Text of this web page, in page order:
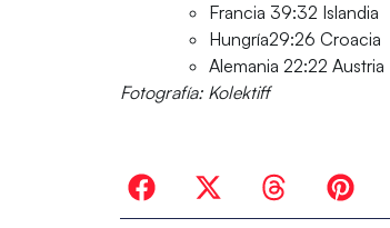
Francia 39:32 Islandia
Hungría29:26 Croacia
Alemania 22:22 Austria
Fotografía: Kolektiff